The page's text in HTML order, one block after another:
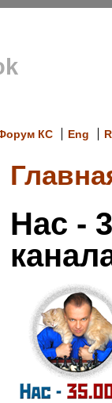
КС Eng
Нас -